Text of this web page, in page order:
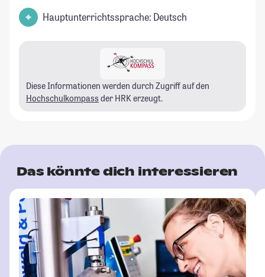
Hauptunterrichtssprache: Deutsch
Diese Informationen werden durch Zugriff auf den
Hochschulkompass der HRK erzeugt.
Das könnte dich interessieren